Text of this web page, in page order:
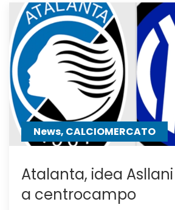
2-
1:
la
Dea
non
sfigura,
ma
perde
contro
gli
News, CALCIOMERCATO
Atalanta, idea Asllani
a centrocampo